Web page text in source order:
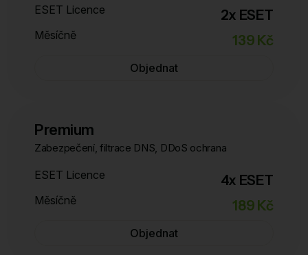
ESET Licence 2x ESET
Měsíčně 139 Kč
Objednat
Premium
Zabezpečení, filtrace DNS, DDoS ochrana
ESET Licence 4x ESET
Měsíčně 189 Kč
Objednat